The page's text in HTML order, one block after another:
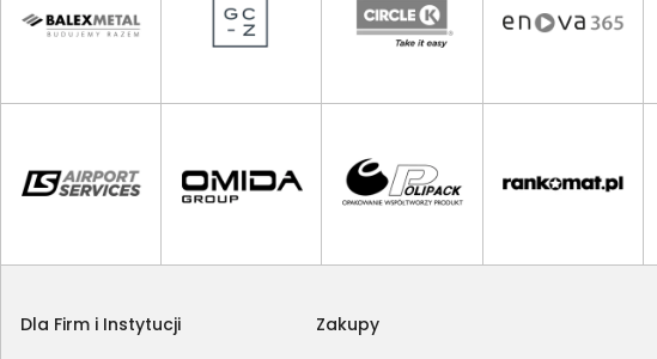
Dla Firm i Instytucji
Zakupy